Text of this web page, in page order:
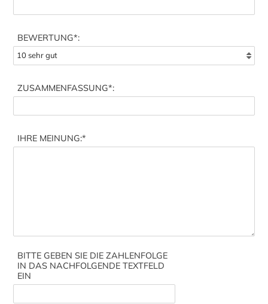
BEWERTUNG*:
ZUSAMMENFASSUNG*:
IHRE MEINUNG:*
BITTE GEBEN SIE DIE ZAHLENFOLGE
IN DAS NACHFOLGENDE TEXTFELD
EIN